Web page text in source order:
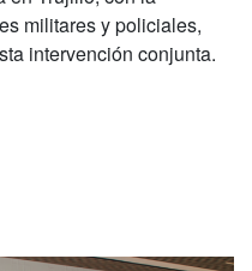
militares y policiales,
intervención conjunta.